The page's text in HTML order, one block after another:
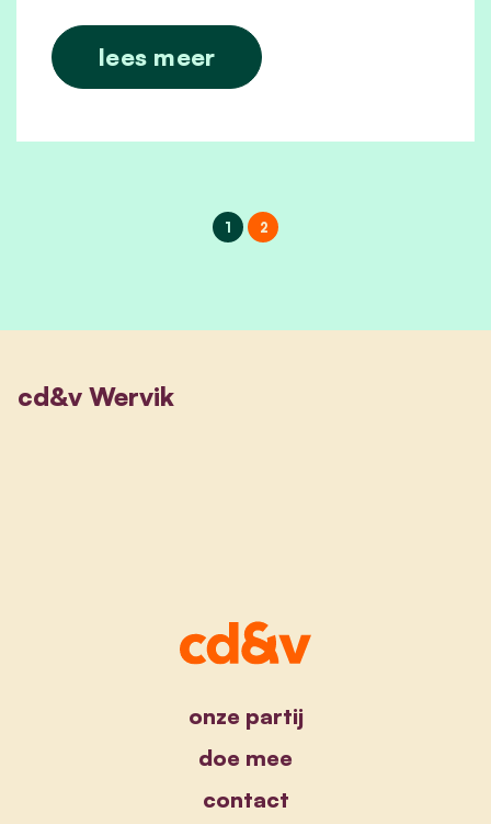
lees meer
1 2
cd&v Wervik
onze partij
doe mee
contact